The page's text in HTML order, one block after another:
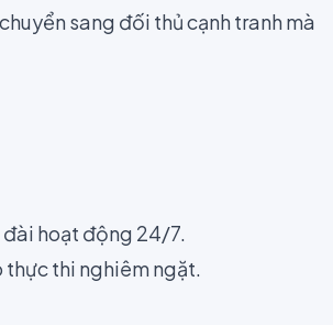
sang đối thủ cạnh tranh mà
hoạt động 24/7.
thực thi nghiêm ngặt.